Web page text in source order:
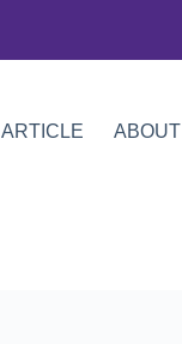
ARTICLE ABOUT